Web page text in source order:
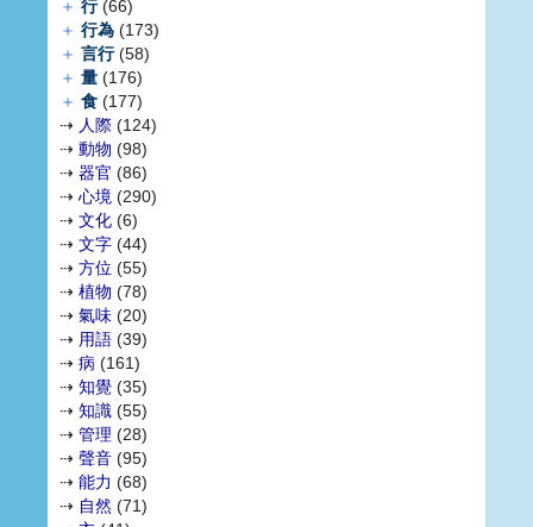
＋ 行(66)
＋ 行為 (173)
＋ 言行(58)
＋ 量 (176)
＋ 食 (177)
⇢ 人際 (124)
⇢ 動物 (98)
⇢ 器官 (86)
⇢ 心境 (290)
⇢ 文化 (6)
⇢ 文字 (44)
⇢ 方位 (55)
⇢ 植物 (78)
⇢ 氣味 (20)
⇢ 用語 (39)
⇢ 病 (161)
⇢ 知覺 (35)
⇢ 知識 (55)
⇢ 管理 (28)
⇢ 聲音 (95)
⇢ 能力 (68)
⇢ 自然 (71)